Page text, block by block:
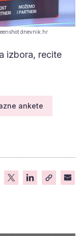
dnevnik.hr
izbora, recite
ankete